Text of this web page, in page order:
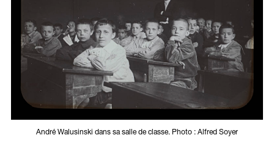
André Walusinski dans sa salle de classe. Photo : Alfred Soyer